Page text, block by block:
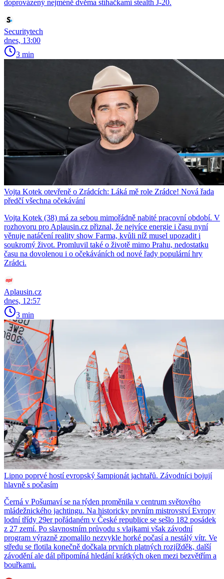
doprovázený nejméně dvěma stíhačkami stealth J-20.
Securitytech
dnes, 13:00
3 min
Vojta Kotek otevřeně o Zrádcích: Láká mě role Zrádce! Nová řada
předčí všechna očekávání
Vojta Kotek (38) má za sebou mimořádně nabité pracovní období. V
rozhovoru pro Aplausin.cz přiznal, že nejvíce energie i času nyní
věnuje natáčení reality show Farma, kvůli níž musel upozadit i
soukromý život. Promluvil také o životě mimo Prahu, nedostatku
času na dovolenou i o očekáváních od nové řady populární hry
Zrádci.
Aplausin.cz
dnes, 12:57
3 min
Lipno poprvé hostí evropský šampionát jachtařů. Závodníci bojují
hlavně s počasím
Černá v Pošumaví se na týden proměnila v centrum světového
mládežnického jachtingu. Na historicky prvním mistrovství Evropy
lodní třídy 29er pořádaném v České republice se sešlo 182 posádek
z 27 zemí. Po slavnostním průvodu s vlajkami však závodní
program výrazně zpomalilo nezvykle horké počasí a nestálý vítr. Ve
středu se flotila konečně dočkala prvních platných rozjížděk, další
závodění ale dál připomíná hledání krátkých oken mezi bezvětřím a
bouřkami.